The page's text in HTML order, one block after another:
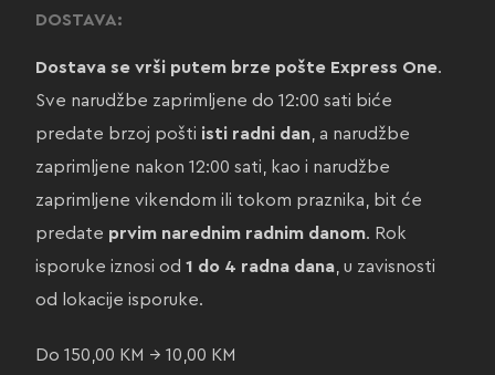
DOSTAVA:
Dostava se vrši putem brze pošte Express One.
Sve narudžbe zaprimljene do 12:00 sati biće
predate brzoj pošti isti radni dan, a narudžbe
zaprimljene nakon 12:00 sati, kao i narudžbe
zaprimljene vikendom ili tokom praznika, bit će
predate prvim narednim radnim danom. Rok
isporuke iznosi od 1 do 4 radna dana, u zavisnosti
od lokacije isporuke.
Do 150,00 KM → 10,00 KM